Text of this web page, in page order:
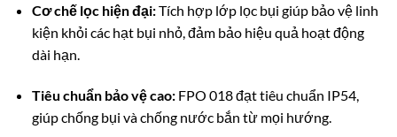
Cơ chế lọc hiện đại:Tích hợp lớp lọc bụi giúp bảo vệ linh
kiện khỏi các hạt bụi nhỏ, đảm bảo hiệu quả hoạt động
dài hạn.
Tiêu chuẩn bảo vệ cao:FPO 018 đạt tiêu chuẩn IP54,
giúp chống bụi và chống nước bắn từ mọi hướng.